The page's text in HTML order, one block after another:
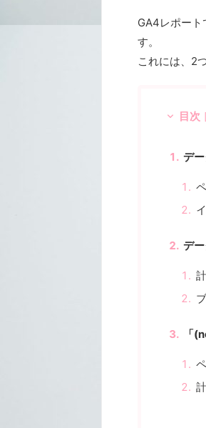
GA4レポー
す。
これには、2
目次
デ
デ
「